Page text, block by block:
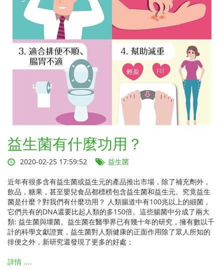
益生菌有什麼功用？
2020-02-25 17:59:52 益生菌
近年有很多含有益生菌或益生元的產品推出市場，除了補充劑外，
飲品，糖果，甚至嬰兒食品都標榜包含益生菌和益生元。究竟益生
菌是什麼？對我們有什麼功用？ 人類腸道中有100兆以上的細菌，
它們共有的DNA還要比起人類的多150倍。這些腸菌中分成了兩大
類: 益生菌與壞菌。益生菌在醫學界已有幾十年的研究，擁有數以千
計的科學文獻證實，益生菌對人類健康的正面作用除了眾人所知的
排便之外，新研究還發現了更多的好處：
詳情 ....